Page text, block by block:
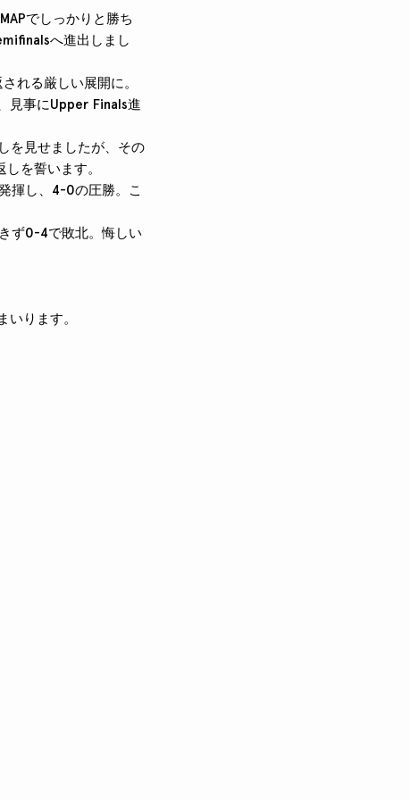
でしっかりと勝ち
へ進出しまし
れる厳しい展開に。
見事にUpper Finals進
を見せましたが、その
を誓います。
揮し、4-0の圧勝。こ
ず0-4で敗北。悔しい
ります。